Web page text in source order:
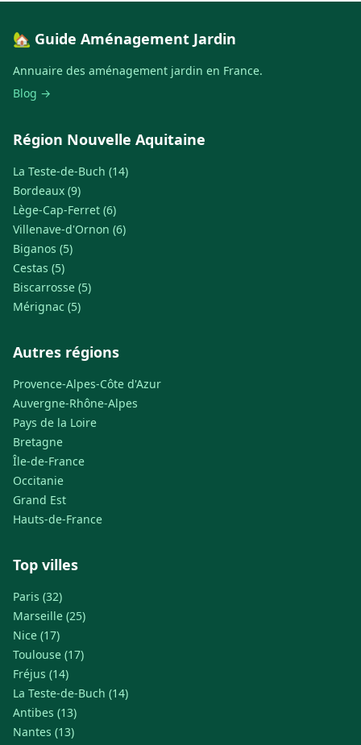
🏡 Guide Aménagement Jardin
Annuaire des aménagement jardin en France.
Blog →
Région Nouvelle Aquitaine
La Teste-de-Buch (14)
Bordeaux (9)
Lège-Cap-Ferret (6)
Villenave-d'Ornon (6)
Biganos (5)
Cestas (5)
Biscarrosse (5)
Mérignac (5)
Autres régions
Provence-Alpes-Côte d'Azur
Auvergne-Rhône-Alpes
Pays de la Loire
Bretagne
Île-de-France
Occitanie
Grand Est
Hauts-de-France
Top villes
Paris (32)
Marseille (25)
Nice (17)
Toulouse (17)
Fréjus (14)
La Teste-de-Buch (14)
Antibes (13)
Nantes (13)